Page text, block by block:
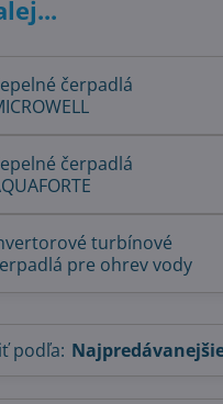
čerpadlá
čerpadlá
turbínové
pre ohrev vody
podľa: